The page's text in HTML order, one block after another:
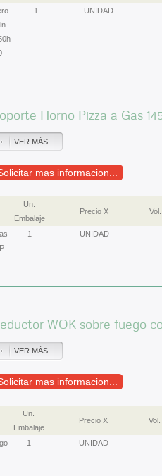
1 UNIDAD
Horno Pizza a Gas
VER MÁS...
mas informacion...
Un.
Embalaje
Precio X Vol.
1 UNIDAD
WOK sobre fuego
VER MÁS...
mas informacion...
Un.
Embalaje
Precio X Vol.
1 UNIDAD